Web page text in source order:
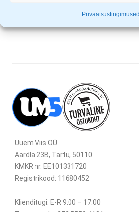
Privaatsustingimused
Uuem Viis OÜ
Aardla 23B, Tartu, 50110
KMKR nr. EE101331720
Registrikood: 11680452
Klienditugi: E-R 9.00 – 17.00